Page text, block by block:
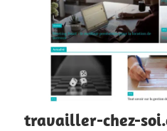
travailler-chez-